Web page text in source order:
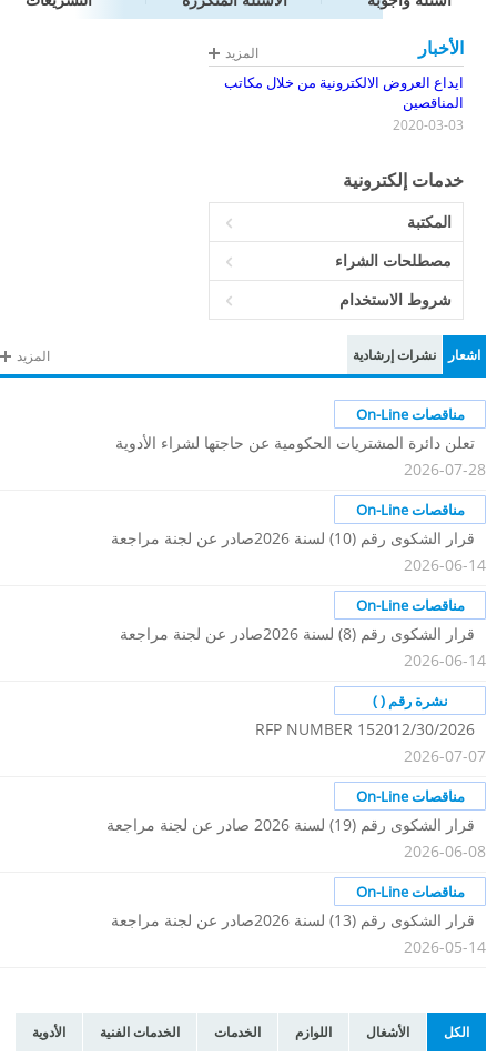
الأخبار المزيد
ايداع العروض الالكترونية من خلال مكاتب
المناقصين
Jordan
System
Open
News
2020-03-03
خدمات إلكترونية
المكتبة
مصطلحات الشراء
شروط الاستخدام
اشعار نشرات إرشادية المزيد
مناقصات On-Line
تعلن دائرة المشتريات الحكومية عن حاجتها لشراء الأدوية
المبينة بموجب دعوات العطاءات المذكورة أدناه والمنشورة
على نظام الشراء الالكتروني الاردني JONEPS
2026-07-28
مناقصات On-Line
قرار الشكوى رقم (10) لسنة 2026صادر عن لجنة مراجعة
شكاوى الشراء
2026-06-14
مناقصات On-Line
قرار الشكوى رقم (8) لسنة 2026صادر عن لجنة مراجعة
شكاوى الشراء
2026-06-14
نشرة رقم ( )
RFP NUMBER 152012/30/2026
2026-07-07
مناقصات On-Line
قرار الشكوى رقم (19) لسنة 2026 صادر عن لجنة مراجعة
شكاوى الشراء
2026-06-08
مناقصات On-Line
قرار الشكوى رقم (13) لسنة 2026صادر عن لجنة مراجعة
شكاوى الشراء
2026-05-14
الكل الأشغال اللوازم الخدمات الخدمات الفنية الأدوية